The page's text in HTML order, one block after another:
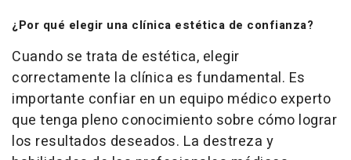
¿Por qué elegir una clínica estética de confianza?
Cuando se trata de estética, elegir
correctamente la clínica es fundamental. Es
importante confiar en un equipo médico experto
que tenga pleno conocimiento sobre cómo lograr
los resultados deseados. La destreza y